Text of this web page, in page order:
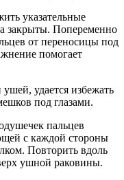
указательные
закрыты. Попеременно
от переносицы под
помогает
удается избежать
под глазами.
пальцев
с каждой стороны
Повторить вдоль
ушной раковины.